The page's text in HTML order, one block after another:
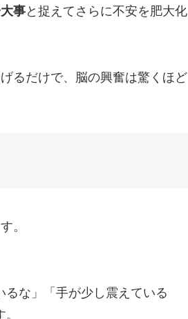
事と捉えてさらに不安を肥大化
るだけで、脳の興奮は驚くほど
。
るな」「手が少し震えている